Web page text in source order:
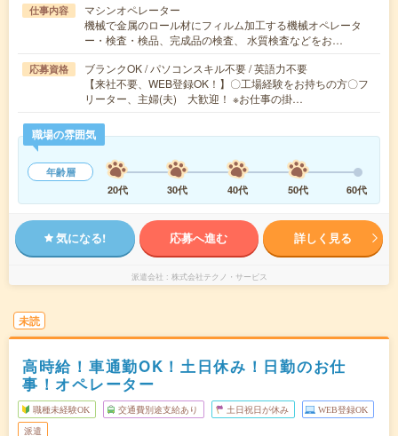
仕事内容
マシンオペレーター
機械で金属のロール材にフィルム加工する機械オペレータ
ー・検査・検品、完成品の検査、 水質検査などをお…
応募資格
ブランクOK / パソコンスキル不要 / 英語力不要
【来社不要、WEB登録OK！】〇工場経験をお持ちの方〇フ
リーター、主婦(夫) 大歓迎！ ※お仕事の掛…
職場の雰囲気
年齢層
20代
30代 40代 50代 60代
気になる! 応募へ進む 詳しく見る
派遣会社 株式会社テクノ・サービス
未読
高時給！車通勤OK！土日休み！日勤のお仕
事！オペレーター
職種未経験OK 交通費別途支給あり 土日祝日が休み WEB登録OK
派遣